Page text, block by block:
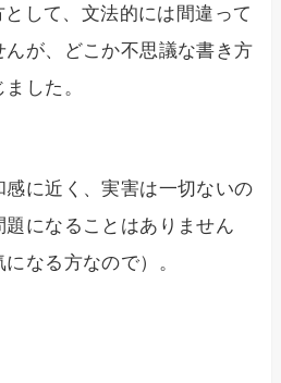
して、文法的には間違って
が、どこか不思議な書き方
した。
感に近く、実害は一切ないの
になることはありません
なる方なので）。